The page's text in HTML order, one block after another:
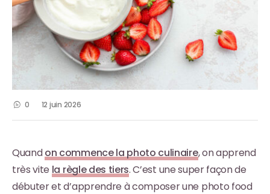
0 12 juin 2026
Quandon commence la photo culinaire, on apprend
très vite la règle des tiers. C’est une super façon de
débuter et d’apprendre à composer une photo food